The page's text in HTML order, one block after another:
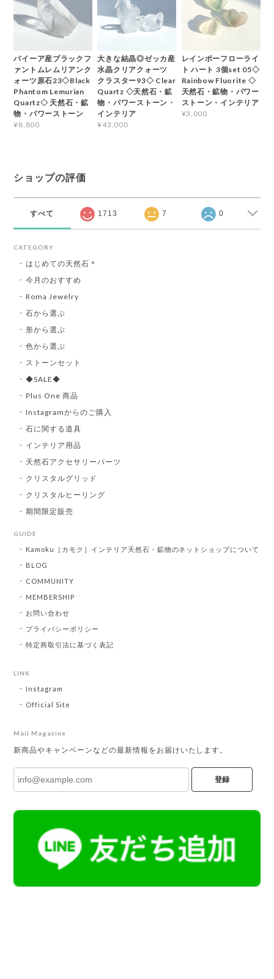
バイーア産ブラックフ
ァントムレムリアンク
ォーツ原石23◇Black
Phantom Lemurian
Quartz◇ 天然石・鉱
物・パワーストーン
¥8,800
大きな結晶◎ゼッカ産
水晶クリアクォーツ
クラスター93◇ Clear
Quartz ◇天然石・鉱
物・パワーストーン・
インテリア
¥43,000
レインボーフローライ
ト ハート 3個set 05◇
Rainbow Fluorite ◇
天然石・鉱物・パワー
ストーン・インテリア
¥3,000
ショップの評価
すべて 1713 7 0
CATEGORY
はじめての天然石＊
今月のおすすめ
Roma Jewelry
石から選ぶ
形から選ぶ
色から選ぶ
ストーンセット
◆SALE◆
Plus One 商品
Instagramからのご購入
石に関する道具
インテリア用品
天然石アクセサリーパーツ
クリスタルグリッド
クリスタルヒーリング
期間限定販売
GUIDE
Kamoku［カモク］インテリア天然石・鉱物のネットショップについて
BLOG
COMMUNITY
MEMBERSHIP
お問い合わせ
プライバシーポリシー
特定商取引法に基づく表記
LINK
Instagram
Official Site
Mail Magazine
新商品やキャンペーンなどの最新情報をお届けいたします。
登録